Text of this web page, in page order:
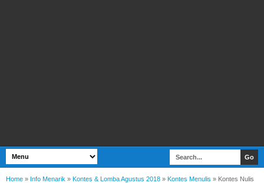
Home » Info Menarik » Kontes & Lomba Agustus 2018 » Kontes Menulis » Kontes Nulis